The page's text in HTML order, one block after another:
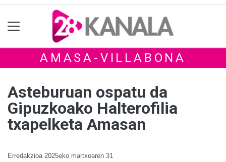
AMASA-VILLABONA
Asteburuan ospatu da
Gipuzkoako Halterofilia
txapelketa Amasan
Erredakzioa 2025eko martxoaren 31